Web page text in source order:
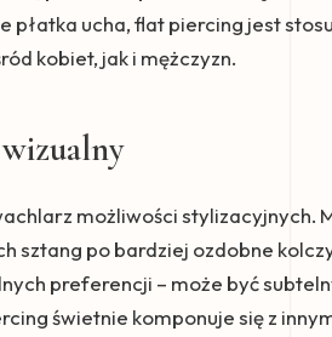
płatka ucha, flat piercing jest
kobiet, jak i mężczyzn.
możliwości stylizacyjnych.
sztang po bardziej ozdobne
preferencji – może być
świetnie komponuje się z